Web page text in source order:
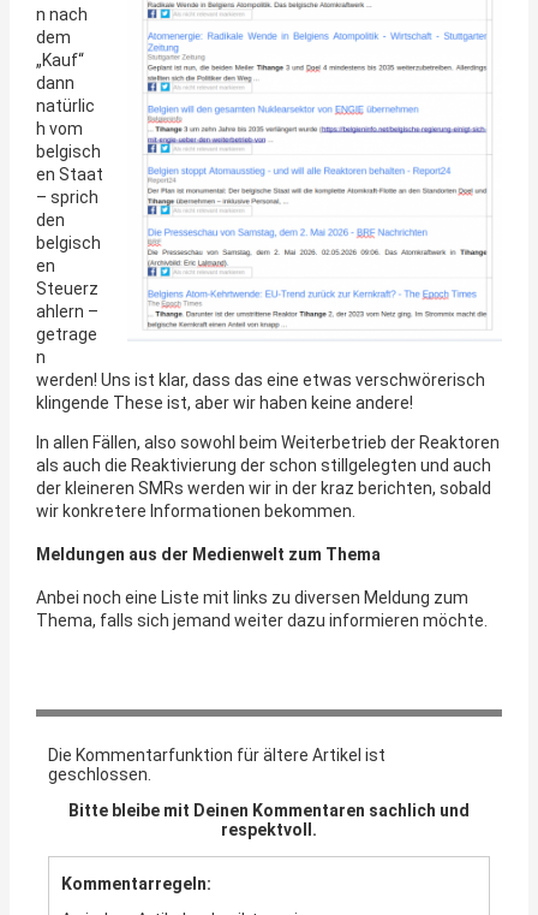
n nach
dem
„Kauf“
dann
natürlic
h vom
belgisch
en Staat
– sprich
den
belgisch
en
Steuerz
ahlern –
getrage
n
werden! Uns ist klar, dass das eine etwas verschwörerisch
klingende These ist, aber wir haben keine andere!
In allen Fällen, also sowohl beim Weiterbetrieb der Reaktoren
als auch die Reaktivierung der schon stillgelegten und auch
der kleineren SMRs werden wir in der kraz berichten, sobald
wir konkretere Informationen bekommen.
Meldungen aus der Medienwelt zum Thema
Anbei noch eine Liste mit links zu diversen Meldung zum
Thema, falls sich jemand weiter dazu informieren möchte.
Die Kommentarfunktion für ältere Artikel ist
geschlossen.
Bitte bleibe mit Deinen Kommentaren sachlich und
respektvoll.
Kommentarregeln: